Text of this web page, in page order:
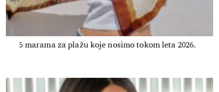
5 marama za plažu koje nosimo tokom leta 2026.